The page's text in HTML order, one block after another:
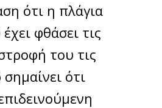
ότι η πλάγια
φθάσει τις
του τις
ότι